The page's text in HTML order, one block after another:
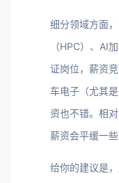
细分领域方面
（HPC）、AI
证岗位，薪资
车电子（尤其
资也不错。相
薪资会平缓一些
给你的建议是